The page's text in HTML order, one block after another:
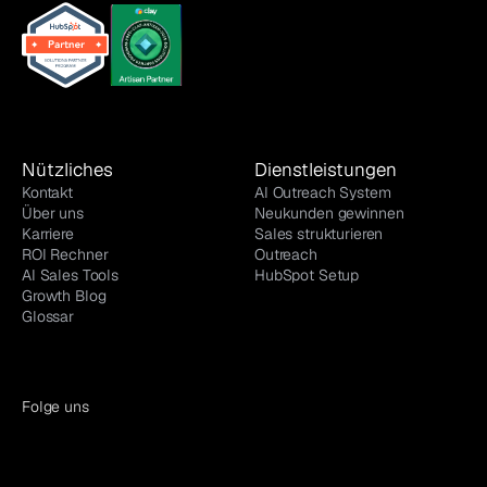
Nützliches
Kontakt
Über uns
Karriere
ROI Rechner
AI Sales Tools
Growth Blog
Glossar
Dienstleistungen
AI Outreach System
Neukunden gewinnen
Sales strukturieren
Outreach
HubSpot Setup
Folge uns